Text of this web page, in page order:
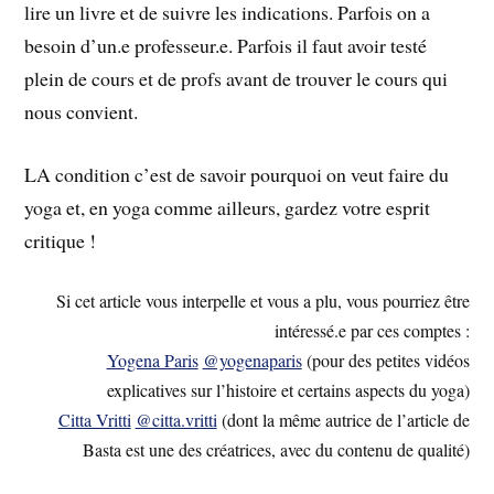
lire un livre et de suivre les indications. Parfois on a
besoin d’un.e professeur.e. Parfois il faut avoir testé
plein de cours et de profs avant de trouver le cours qui
nous convient.
LA condition c’est de savoir pourquoi on veut faire du
yoga et, en yoga comme ailleurs, gardez votre esprit
critique !
Si cet article vous interpelle et vous a plu, vous pourriez être
intéressé.e par ces comptes :
Yogena Paris @yogenaparis(pour des petites vidéos
explicatives sur l’histoire et certains aspects du yoga)
Citta Vritti @citta.vritti(dont la même autrice de l’article de
Basta est une des créatrices, avec du contenu de qualité)